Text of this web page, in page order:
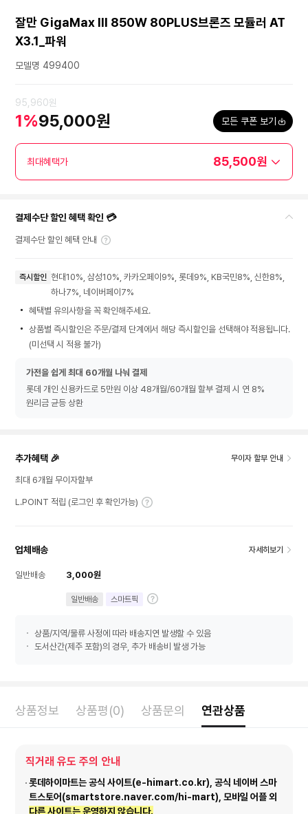
잘만 GigaMax III 850W 80PLUS브론즈 모듈러 AT
X3.1_파워
모델명 499400
95,960원
1%95,000원 모든 쿠폰 보기
최대혜택가 85,500원
결제수단 할인 혜택 확인 💳
결제수단 할인 혜택 안내
즉시할인 현대10%, 삼성10%, 카카오페이9%, 롯데9%, KB국민8%, 신한8%,
하나7%, 네이버페이7%
혜택별 유의사항을 꼭 확인해주세요.
상품별 즉시할인은 주문/결제 단계에서 해당 즉시할인을 선택해야 적용됩니다.
(미선택 시 적용 불가)
가전을 쉽게 최대 60개월 나눠 결제
롯데 개인 신용카드로 5만원 이상 48개월/60개월 할부 결제 시 연 8%
원리금 균등 상환
추가혜택 🎉 무이자 할부 안내
최대 6개월 무이자할부
L.POINT 적립 (로그인 후 확인가능)
업체배송 자세히보기
일반배송 3,000원
일반배송 스마트픽
상품/지역/물류 사정에 따라 배송지연 발생할 수 있음
도서산간(제주 포함)의 경우, 추가 배송비 발생 가능
상품정보 상품평(0) 상품문의 연관상품
직거래 유도 주의 안내
롯데하이마트는 공식 사이트(e-himart.co.kr), 공식 네이버 스마
트스토어(smartstore.naver.com/hi-mart), 모바일 어플 외
다른 사이트는 운영하지 않습니다.